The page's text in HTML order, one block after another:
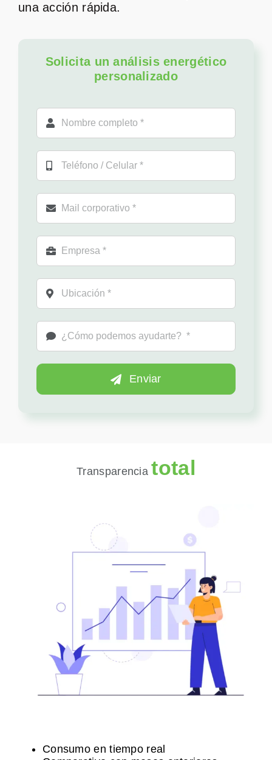
una acción rápida.
Solicita un análisis energético
personalizado
Enviar
Transparencia total
Consumo en tiempo real